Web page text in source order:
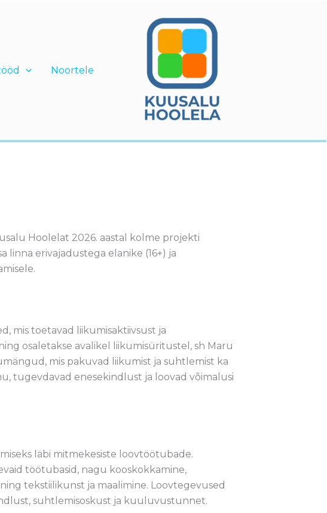
Noortele
Hoolelat 2026. aastal kolme projekti
linna erivajadustega elanike (16+) ja
mis toetavad liikumisaktiivsust ja
osaletakse avalikel liikumisüritustel, sh Maru
mis pakuvad liikumist ja suhtlemist ka
tugevdavad enesekindlust ja loovad võimalusi
läbi mitmekesiste loovtöötubade.
töötubasid, nagu kooskokkamine,
tekstiilikunst ja maalimine. Loovtegevused
suhtlemisoskust ja kuuluvustunnet.